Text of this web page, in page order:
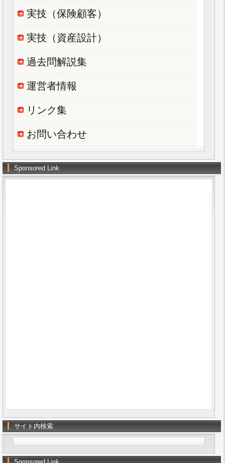
実技（保険顧客）
実技（資産設計）
過去問解説集
運営者情報
リンク集
お問い合わせ
Sponsored Link
サイト内検索